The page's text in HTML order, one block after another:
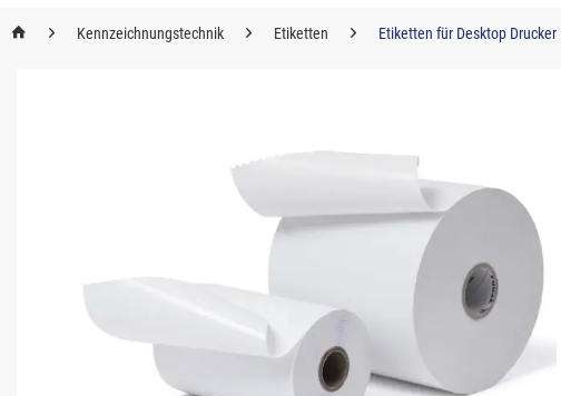
Kennzeichnungstechnik Etiketten Etiketten für Desktop Drucker